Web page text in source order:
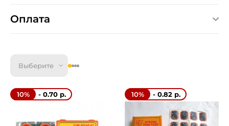
Оплата
Выберите
10% - 0.70 р. 10% - 0.82 р.